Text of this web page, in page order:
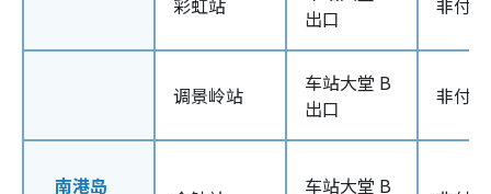
出口
调景岭站
车站大堂 B
出口
非付
南港岛
车站大堂 B